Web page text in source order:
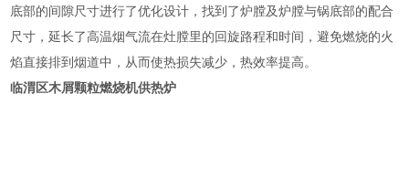
底部的间隙尺寸进行了优化设计，找到了炉膛及炉膛与锅底部的配合
尺寸，延长了高温烟气流在灶膛里的回旋路程和时间，避免燃烧的火
焰直接排到烟道中，从而使热损失减少，热效率提高。
临渭区木屑颗粒燃烧机供热炉